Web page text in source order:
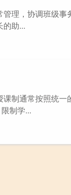
理，协调班级事
的助...
制通常按照统一
制学...